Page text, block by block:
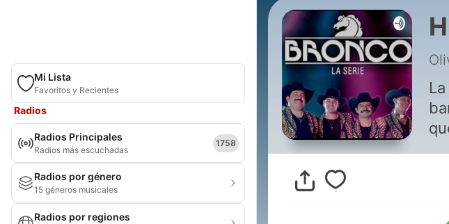
Mi Lista
Favoritos y Recientes
Radios
Radios Principales
Radios más escuchadas
1758
Radios por género
15 géneros musicales
Radios por regiones